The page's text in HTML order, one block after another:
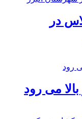
در
می رود